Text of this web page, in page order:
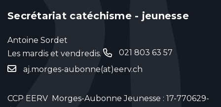
Secrétariat catéchisme - jeunesse
Antoine Sordet
Les mardis et vendredis.
021 803 63 57
aj.morges-aubonne(at)eerv.ch
CCP EERV Morges-Aubonne Jeunesse : 17-770629-